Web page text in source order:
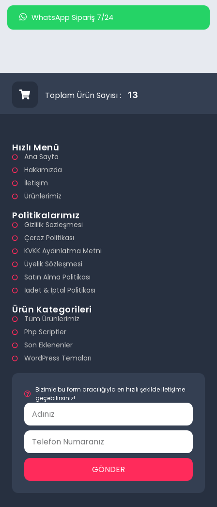
WhatsApp Sipariş 7/24
Toplam Ürün Sayısı : 13
Hızlı Menü
Ana Sayfa
Hakkımızda
İletişim
Ürünlerimiz
Politikalarımız
Gizlilik Sözleşmesi
Çerez Politikası
KVKK Aydınlatma Metni
Üyelik Sözleşmesi
Satın Alma Politikası
İadet & İptal Politikası
Ürün Kategorileri
Tüm Ürünlerimiz
Php Scriptler
Son Eklenenler
WordPress Temaları
Bizimle bu form aracılığıyla en hızılı şekilde iletişime
geçebilirsiniz!
GÖNDER